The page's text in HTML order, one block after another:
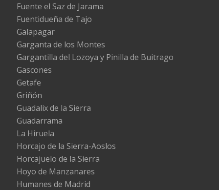
Fuente el Saz de Jarama
Fuentidueña de Tajo
Galapagar
Garganta de los Montes
Gargantilla del Lozoya y Pinilla de Buitrago
Gascones
Getafe
Griñón
Guadalix de la Sierra
Guadarrama
La Hiruela
Horcajo de la Sierra-Aoslos
Horcajuelo de la Sierra
Hoyo de Manzanares
Humanes de Madrid